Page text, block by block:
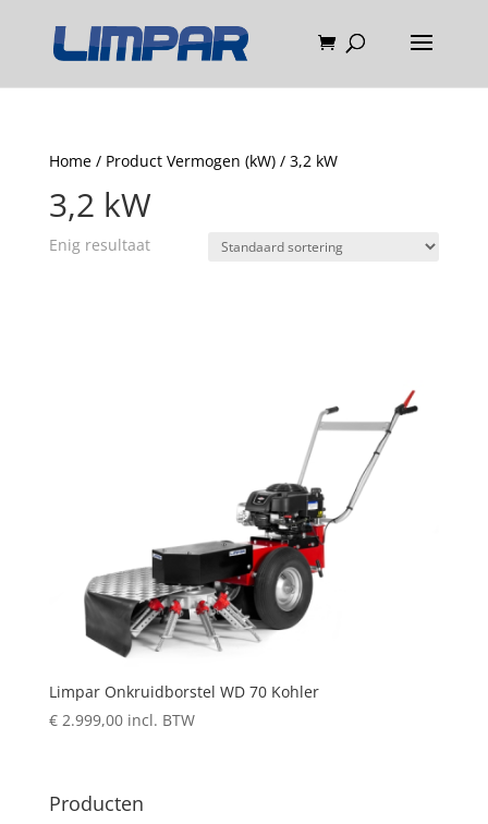
Home/ Product Vermogen (kW) / 3,2 kW
3,2 kW
Enig resultaat
Limpar Onkruidborstel WD 70 Kohler
€2.999,00 incl. BTW
Producten